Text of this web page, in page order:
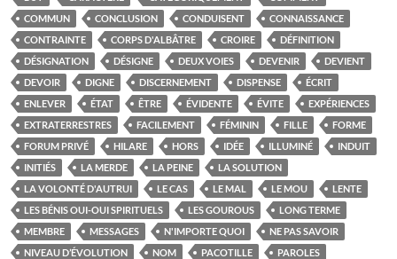
COMMUN
CONCLUSION CONDUISENT
CONNAISSANCE
CONTRAINTE
CORPS D'ALBÂTRE CROIRE
DÉFINITION
DÉSIGNATION
DÉSIGNE DEUX VOIES DEVENIR
DEVIENT
DEVOIR
DIGNE DISCERNEMENT DISPENSE
ÉCRIT
ENLEVER
ÉTAT ÊTRE ÉVIDENTE ÉVITE
EXPÉRIENCES
EXTRATERRESTRES
FACILEMENT FÉMININ FILLE
FORME
FORUM PRIVÉ
HILARE HORS IDÉE ILLUMINÉ
INDUIT
INITIÉS
LA MERDE LA PEINE
LA SOLUTION
LA VOLONTÉ D'AUTRUI
LE CAS LE MAL LE MOU
LENTE
LES BÉNIS OUI-OUI SPIRITUELS
LES GOUROUS
LONG TERME
MEMBRE
MESSAGES N'IMPORTE QUOI
NE PAS SAVOIR
NIVEAU D’ÉVOLUTION
NOM PACOTILLE
PAROLES